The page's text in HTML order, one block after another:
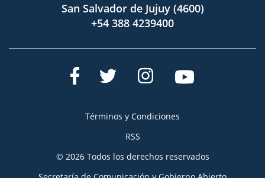
San Salvador de Jujuy (4600)
+54 388 4239400
Términos y Condiciones
RSS
© 2026 Todos los derechos reservados